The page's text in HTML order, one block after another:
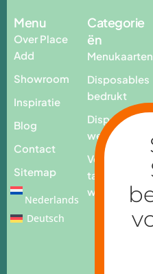
Menu
Over Place
Add
Showroom
Inspiratie
Blog
Contact
Sitemap
Nederlands
Deutsch
Categorie
ën
Menukaarten
Disposables
bedrukt
Disposables
webshop
Voor op
tafel
webshop